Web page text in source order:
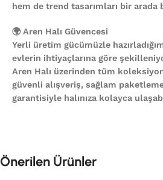
hem de trend tasarımları bir arada
🌍 Aren Halı Güvencesi
Yerli üretim gücümüzle
evlerin ihtiyaçlarına göre
Aren Halı üzerinden tüm
güvenli alışveriş, sağlam
garantisiyle halınıza kolayca
Önerilen Ürünler